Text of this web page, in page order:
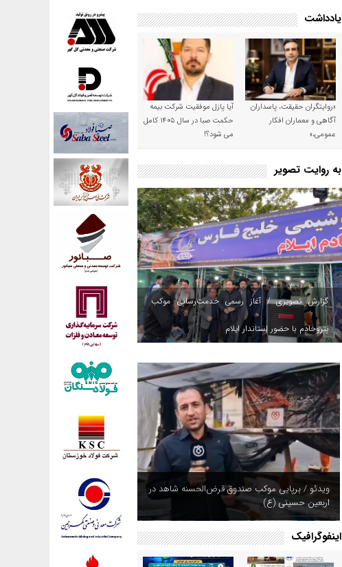
یادداشت
«روایتگران حقیقت، پاسداران
آگاهی و معماران افکار
عمومی،»
آیا پازل موفقیت شرکت بیمه
حکمت صبا در سال ۱۴۰۵ کامل
می شود؟!
به روایت تصویر
گزارش تصویری / آغاز رسمی خدمت‌رسانی موکب
پتروخادم با حضور استاندار ایلام
ویدئو / برپایی موکب صندوق قرض‌الحسنه شاهد در
اربعین حسینی (ع)
اینفوگرافیک